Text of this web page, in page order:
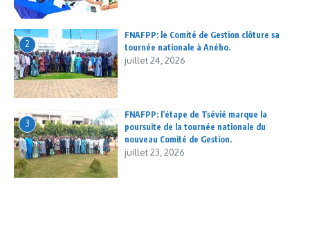
2
FNAFPP: le Comité de Gestion clôture sa
tournée nationale à Aného.
juillet 24, 2026
3
FNAFPP: l’étape de Tsévié marque la
poursuite de la tournée nationale du
nouveau Comité de Gestion.
juillet 23, 2026